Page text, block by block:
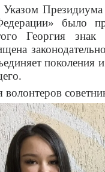
Указом
было
Георгия
поколения
волонтеров